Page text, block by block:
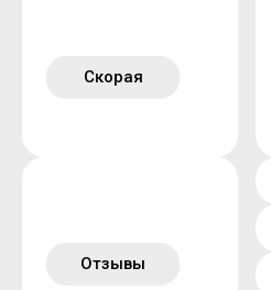
Скорая
Отзывы